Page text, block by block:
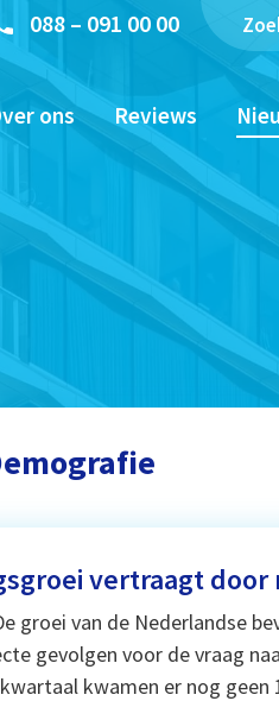
088 – 091 00 00
ons Reviews
vertraagt door
groei van de Nederlandse
gevolgen voor de vraag
kwamen er nog geen